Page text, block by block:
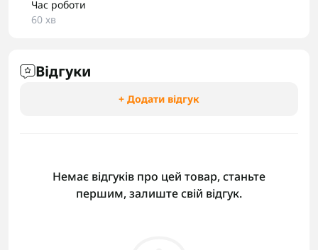
Час роботи
60 хв
Відгуки
+ Додати відгук
Немає відгуків про цей товар, станьте
першим, залиште свій відгук.